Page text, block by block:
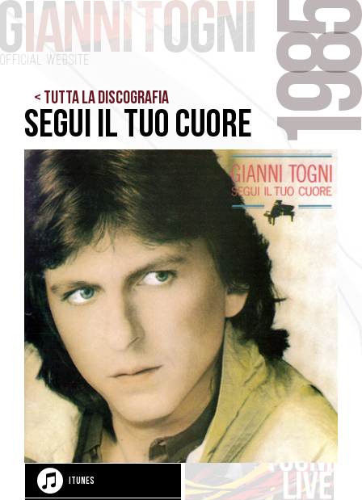
< Tutta la Discografia
Segui il tuo cuore
Itunes